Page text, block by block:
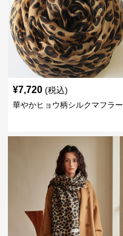
¥7,720 (税込)
華やかヒョウ柄シルクマフラー